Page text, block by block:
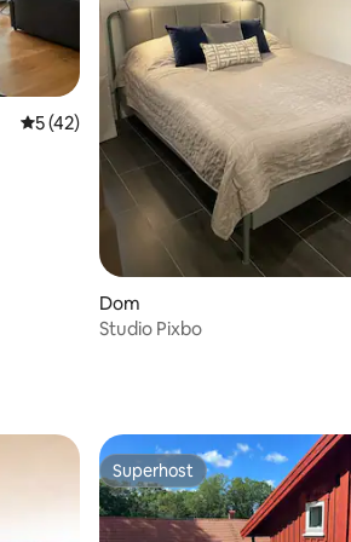
Średnia ocena: 5 na 5, liczba recenzji: 42
5 (42)
Dom
Studio Pixbo
Superhost
Superhost